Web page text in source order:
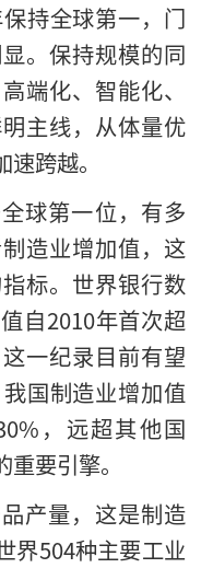
持全球第一，门
。保持规模的同
端化、智能化、
主线，从体量优
跨越。
球第一位，有多
造业增加值，这
标。世界银行数
自2010年首次超
一纪录目前有望
国制造业增加值
，远超其他国
要引擎。
产量，这是制造
界504种主要工业